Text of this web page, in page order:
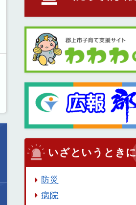
いざというときに
防災
病院